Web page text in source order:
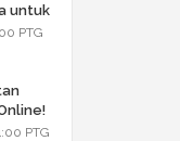
untuk
PTG
PTG